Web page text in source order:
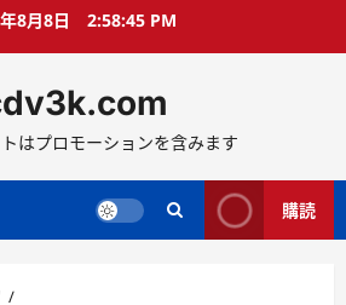
8月8日 2:58:46 PM
はプロモーションを含みます
購読